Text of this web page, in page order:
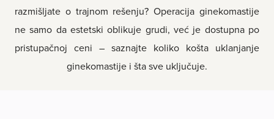
razmišljate o trajnom rešenju? Operacija ginekomastije
ne samo da estetski oblikuje grudi, već je dostupna po
pristupačnoj ceni – saznajte koliko košta uklanjanje
ginekomastije i šta sve uključuje.